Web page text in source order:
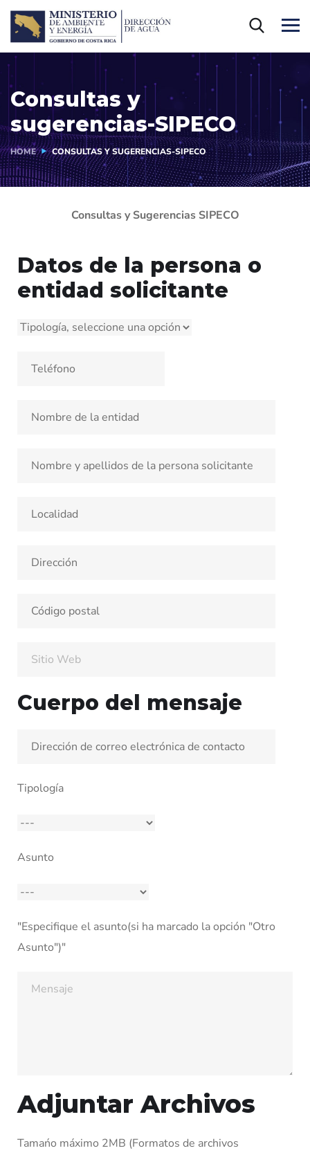
Consultas y
sugerencias-SIPECO
HOME CONSULTAS Y SUGERENCIAS-SIPECO
Consultas y Sugerencias SIPECO
Datos de la persona o
entidad solicitante
Cuerpo del mensaje
Tipología
Asunto
"Especifique el asunto(si ha marcado la opción "Otro
Asunto")"
Adjuntar Archivos
Tamańo máximo 2MB (Formatos de archivos